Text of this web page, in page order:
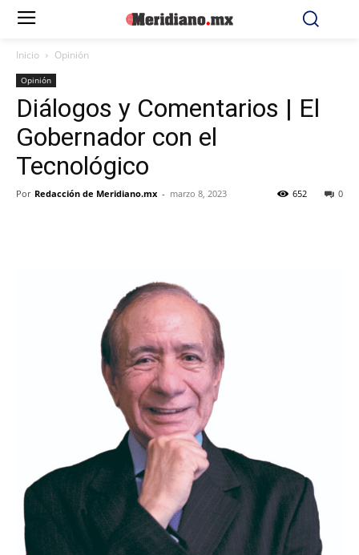
Inicio Opinión
Opinión
Diálogos y Comentarios | El
Gobernador con el
Tecnológico
Por Redacción de Meridiano.mx - marzo 8, 2023 0
652